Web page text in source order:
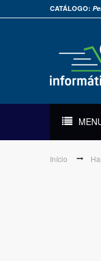
CATÁLOGO:
Início